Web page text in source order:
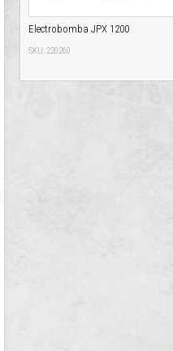
Electrobomba JPX 1200
SKU: 220260